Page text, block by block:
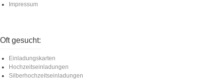
Impressum
Oft gesucht:
Einladungskarten
Hochzeitseinladungen
Silberhochzeitseinladungen